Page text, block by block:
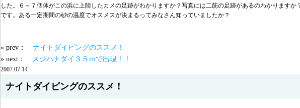
した。６～７個体がこの浜に上陸したカメの足跡がわかりますか？写真には二筋の足跡があるのわかりますか
です。ある一定期間の砂の温度でオスメスが決まるってみなさん知っていましたか？
« prev： ナイトダイビングのススメ！
» next：
スジハナダイ３５ｍで出現！！
2007.07.14
ナイトダイビングのススメ！